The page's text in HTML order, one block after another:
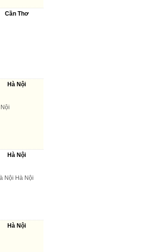
Cần Thơ
Hà Nội
Hà Nội
Nội Hà Nội
Hà Nội